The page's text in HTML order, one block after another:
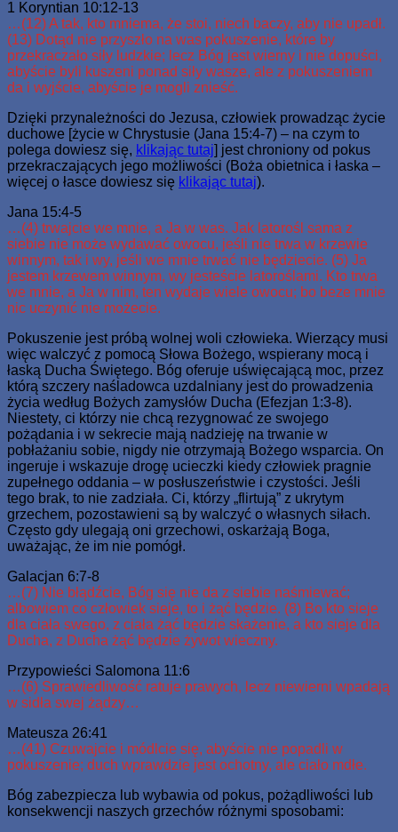
1 Koryntian 10:12-13
…(12) A tak, kto mniema, że stoi, niech baczy, aby nie upadł.
(13) Dotąd nie przyszło na was pokuszenie, które by
przekraczało siły ludzkie; lecz Bóg jest wierny i nie dopuści,
abyście byli kuszeni ponad siły wasze, ale z pokuszeniem
da i wyjście, abyście je mogli znieść.
Dzięki przynależności do Jezusa, człowiek prowadząc życie
duchowe [życie w Chrystusie (Jana 15:4-7) – na czym to
polega dowiesz się, klikając tutaj] jest chroniony od pokus
przekraczających jego możliwości (Boża obietnica i łaska –
więcej o łasce dowiesz się klikając tutaj).
Jana 15:4-5
…(4) trwajcie we mnie, a Ja w was. Jak latorośl sama z
siebie nie może wydawać owocu, jeśli nie trwa w krzewie
winnym, tak i wy, jeśli we mnie trwać nie będziecie. (5) Ja
jestem krzewem winnym, wy jesteście latoroślami. Kto trwa
we mnie, a Ja w nim, ten wydaje wiele owocu; bo beze mnie
nic uczynić nie możecie.
Pokuszenie jest próbą wolnej woli człowieka. Wierzący musi
więc walczyć z pomocą Słowa Bożego, wspierany mocą i
łaską Ducha Świętego. Bóg oferuje uświęcającą moc, przez
którą szczery naśladowca uzdalniany jest do prowadzenia
życia według Bożych zamysłów Ducha (Efezjan 1:3-8).
Niestety, ci którzy nie chcą rezygnować ze swojego
pożądania i w sekrecie mają nadzieję na trwanie w
pobłażaniu sobie, nigdy nie otrzymają Bożego wsparcia. On
ingeruje i wskazuje drogę ucieczki kiedy człowiek pragnie
zupełnego oddania – w posłuszeństwie i czystości. Jeśli
tego brak, to nie zadziała. Ci, którzy „flirtują” z ukrytym
grzechem, pozostawieni są by walczyć o własnych siłach.
Często gdy ulegają oni grzechowi, oskarżają Boga,
uważając, że im nie pomógł.
Galacjan 6:7-8
…(7) Nie błądźcie, Bóg się nie da z siebie naśmiewać;
albowiem co człowiek sieje, to i żąć będzie. (8) Bo kto sieje
dla ciała swego, z ciała żąć będzie skażenie, a kto sieje dla
Ducha, z Ducha żąć będzie żywot wieczny.
Przypowieści Salomona 11:6
…(6) Sprawiedliwość ratuje prawych, lecz niewierni wpadają
w sidła swej żądzy…
Mateusza 26:41
…(41) Czuwajcie i módlcie się, abyście nie popadli w
pokuszenie; duch wprawdzie jest ochotny, ale ciało mdłe.
Bóg zabezpiecza lub wybawia od pokus, pożądliwości lub
konsekwencji naszych grzechów różnymi sposobami: